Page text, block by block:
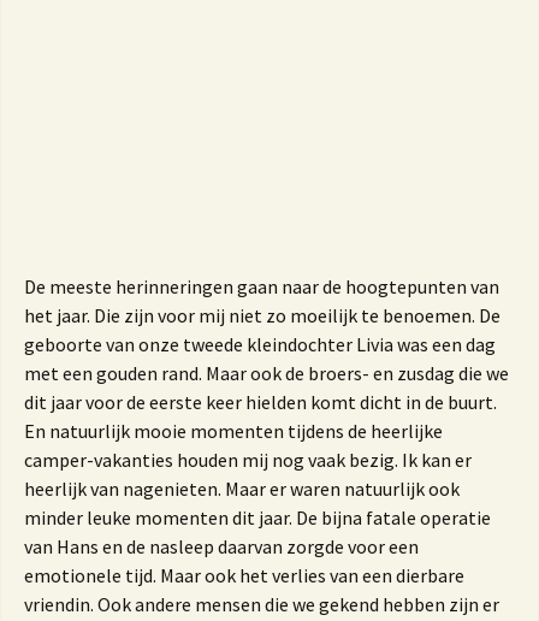
De meeste herinneringen gaan naar de hoogtepunten van
het jaar. Die zijn voor mij niet zo moeilijk te benoemen. De
geboorte van onze tweede kleindochter Livia was een dag
met een gouden rand. Maar ook de broers- en zusdag die we
dit jaar voor de eerste keer hielden komt dicht in de buurt.
En natuurlijk mooie momenten tijdens de heerlijke
camper-vakanties houden mij nog vaak bezig. Ik kan er
heerlijk van nagenieten. Maar er waren natuurlijk ook
minder leuke momenten dit jaar. De bijna fatale operatie
van Hans en de nasleep daarvan zorgde voor een
emotionele tijd. Maar ook het verlies van een dierbare
vriendin. Ook andere mensen die we gekend hebben zijn er